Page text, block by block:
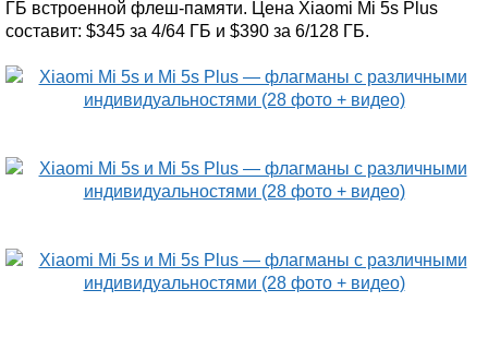
ГБ встроенной флеш-памяти. Цена Xiaomi Mi 5s Plus
составит: $345 за 4/64 ГБ и $390 за 6/128 ГБ.